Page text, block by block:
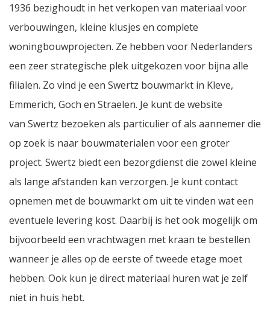
1936 bezighoudt in het verkopen van materiaal voor
verbouwingen, kleine klusjes en complete
woningbouwprojecten. Ze hebben voor Nederlanders
een zeer strategische plek uitgekozen voor bijna alle
filialen. Zo vind je een Swertz bouwmarkt in Kleve,
Emmerich, Goch en Straelen. Je kunt de website
van Swertz bezoeken als particulier of als aannemer die
op zoek is naar bouwmaterialen voor een groter
project. Swertz biedt een bezorgdienst die zowel kleine
als lange afstanden kan verzorgen. Je kunt contact
opnemen met de bouwmarkt om uit te vinden wat een
eventuele levering kost. Daarbij is het ook mogelijk om
bijvoorbeeld een vrachtwagen met kraan te bestellen
wanneer je alles op de eerste of tweede etage moet
hebben. Ook kun je direct materiaal huren wat je zelf
niet in huis hebt.